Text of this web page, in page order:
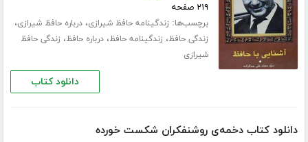
۲۱۹ صفحه
برچسب‌ها: زندگینامه حافظ شیرازی،درباره حافظ شیرازی،
زندگی حافظ، زندگینامه حافظ،درباره حافظ، زندگی حافظ
شیرازی
دانلود کتاب
دانلود کتاب دخمه‌ی روشنفکران شکست خورده